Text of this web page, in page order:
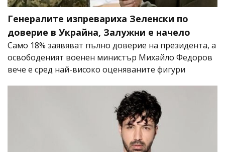
Генералите изпревариха Зеленски по
доверие в Украйна, Залужни е начело
Само 18% заявяват пълно доверие на президента, а
освободеният военен министър Михайло Федоров
вече е сред най-високо оценяваните фигури